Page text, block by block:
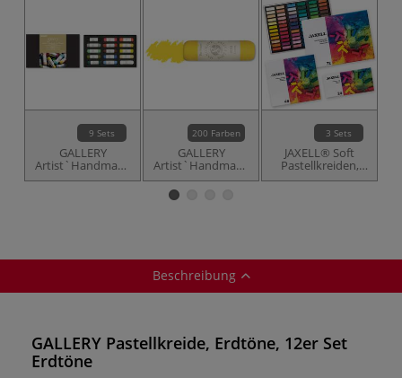
9 Sets
GALLERY
Artist`Handmade
Soft Pastelle,
200 Farben
GALLERY
Artist`Handmade
Soft Pastelle
3 Sets
JAXELL® Soft
Pastellkreiden,
Etuis mit halben
Beschreibung
GALLERY Pastellkreide, Erdtöne, 12er Set
Erdtöne